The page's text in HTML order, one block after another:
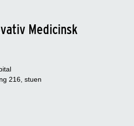
Medicinsk
216, stuen